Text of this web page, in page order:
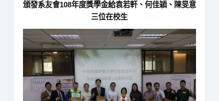
頒發系友會108年度獎學金給袁若軒、何佳穎、陳旻意
三位在校生